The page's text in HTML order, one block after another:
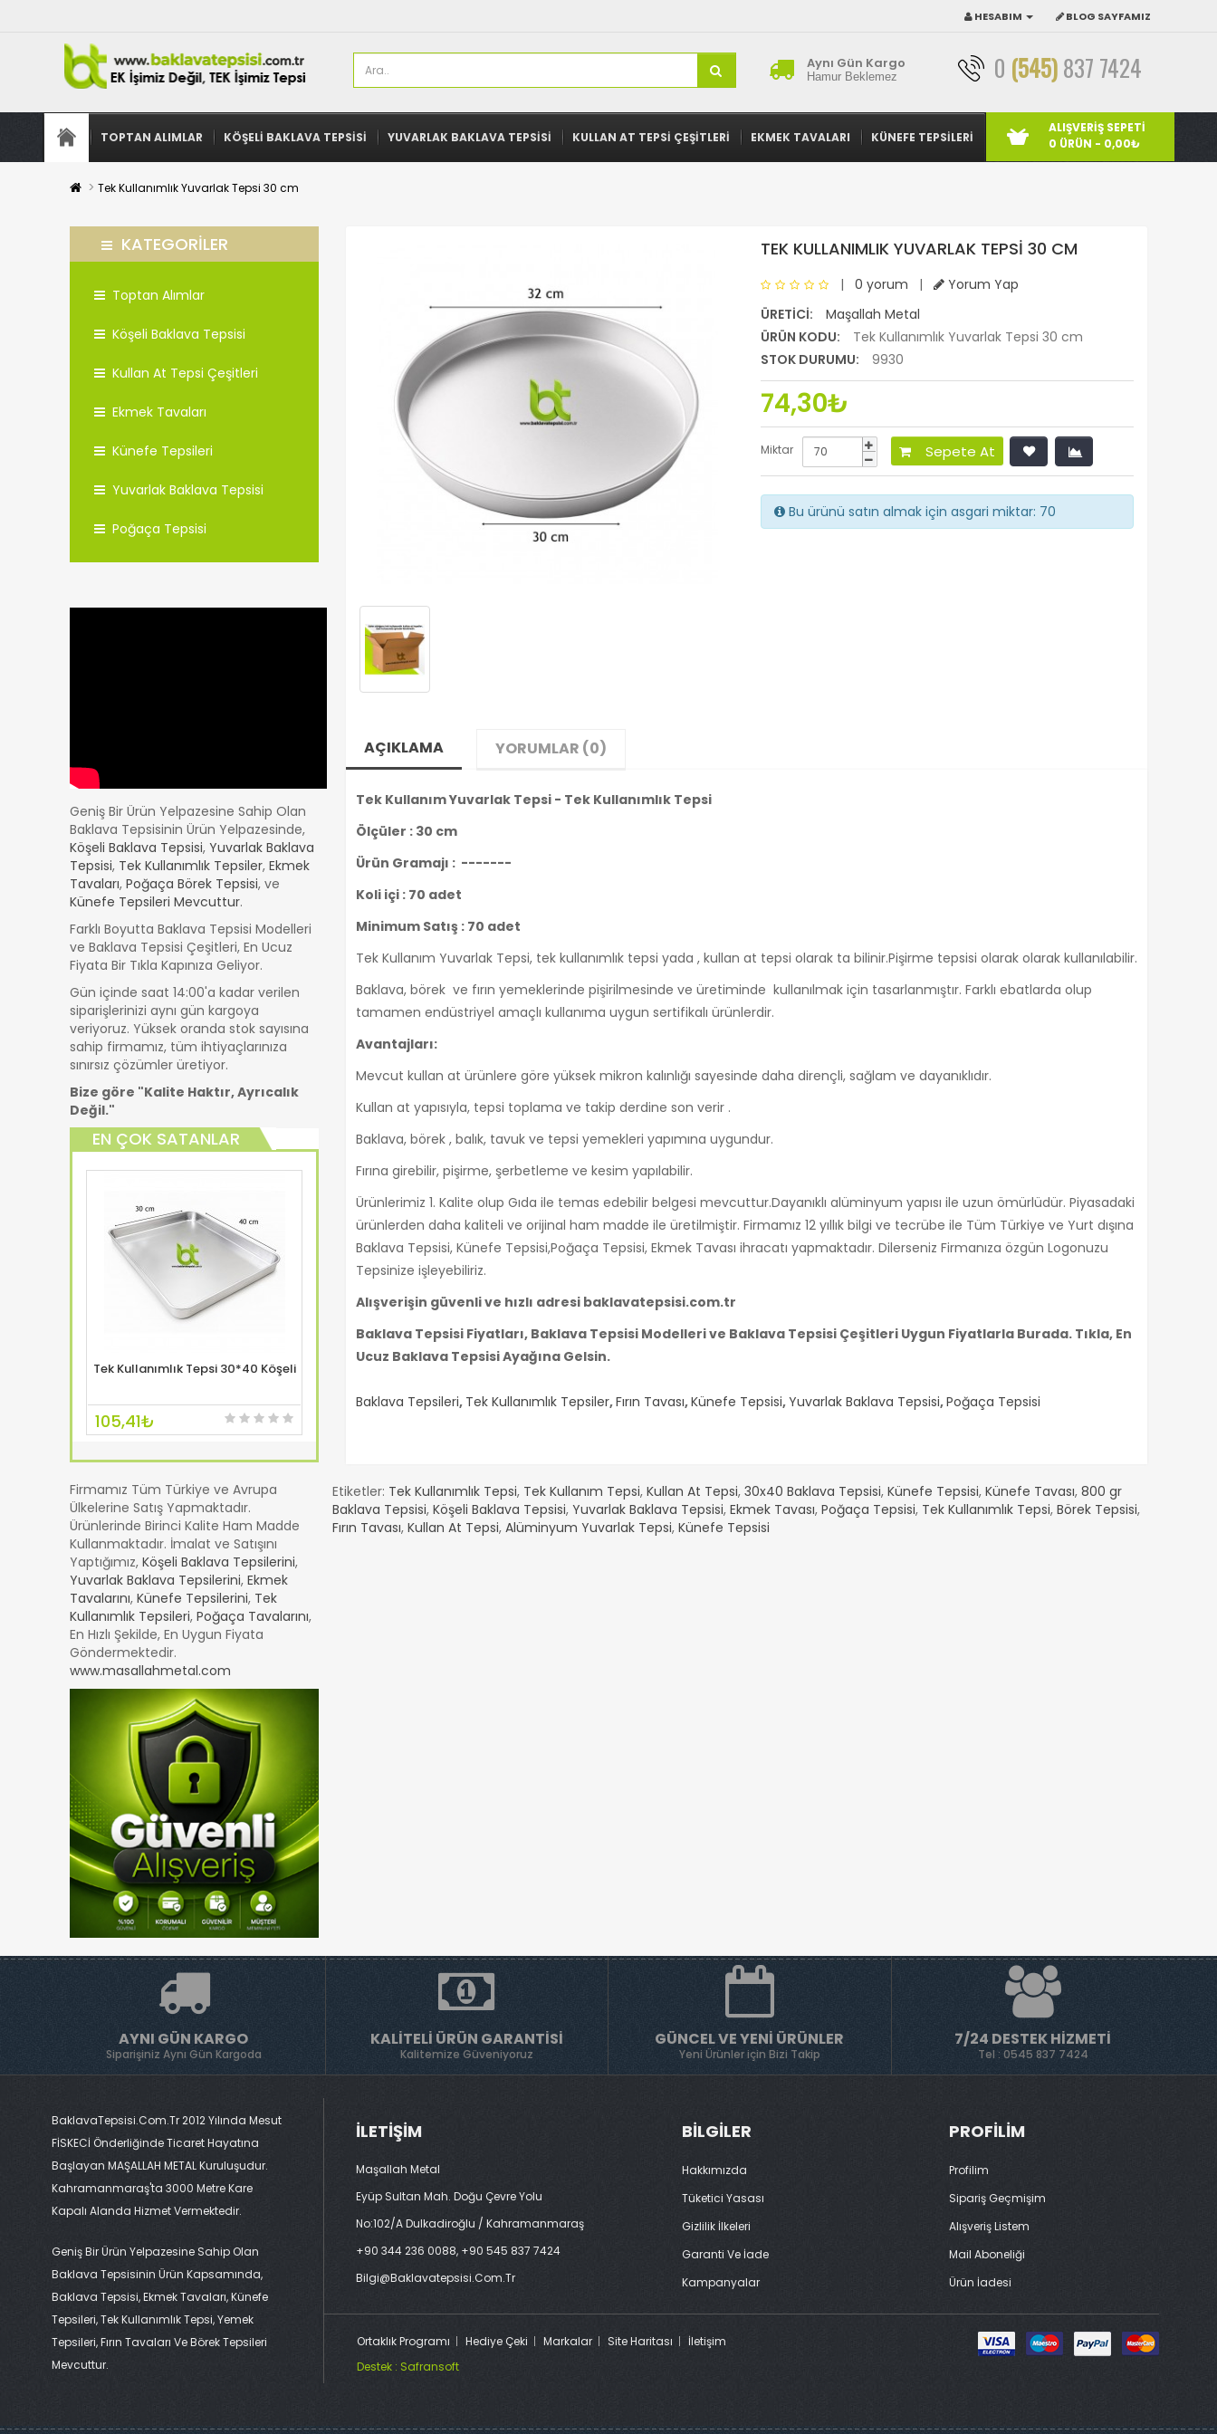
HESABIM BLOG SAYFAMIZ
Aynı Gün Kargo
Hamur Beklemez 0 (545)837 7424
TOPTAN ALIMLAR KÖŞELI BAKLAVA TEPSISI YUVARLAK BAKLAVA TEPSISI KULLAN AT TEPSI ÇEŞITLERI EKMEK TAVALARI KÜNEFE TEPSILERI
ALIŞVERIŞ SEPETI
0 ÜRÜN - 0,00₺
Tek Kullanımlık Yuvarlak Tepsi 30 cm
KATEGORILER
Toptan Alımlar
Köşeli Baklava Tepsisi
Kullan At Tepsi Çeşitleri
Ekmek Tavaları
Künefe Tepsileri
Yuvarlak Baklava Tepsisi
Poğaça Tepsisi
Geniş Bir Ürün Yelpazesine Sahip Olan
Baklava Tepsisinin Ürün Yelpazesinde,
Köşeli Baklava Tepsisi, Yuvarlak Baklava
Tepsisi, Tek Kullanımlık Tepsiler, Ekmek
Tavaları, Poğaça Börek Tepsisi, ve
Künefe Tepsileri Mevcuttur.
Farklı Boyutta Baklava Tepsisi Modelleri
ve Baklava Tepsisi Çeşitleri, En Ucuz
Fiyata Bir Tıkla Kapınıza Geliyor.
Gün içinde saat 14:00'a kadar verilen
siparişlerinizi aynı gün kargoya
veriyoruz. Yüksek oranda stok sayısına
sahip firmamız, tüm ihtiyaçlarınıza
sınırsız çözümler üretiyor.
Bize göre "Kalite Haktır, Ayrıcalık
Değil."
EN ÇOK SATANLAR
SEPETE AT ÖRNEK SİTE
Tek Kullanımlık Tepsi 30*40 Köşeli
105,41₺
Baklava Tepsisi 30*40 800 Gr
Firmamız Tüm Türkiye ve Avrupa
Ülkelerine Satış Yapmaktadır.
Ürünlerinde Birinci Kalite Ham Madde
Kullanmaktadır. İmalat ve Satışını
Yaptığımız, Köşeli Baklava Tepsilerini,
Yuvarlak Baklava Tepsilerini, Ekmek
Tavalarını, Künefe Tepsilerini, Tek
Kullanımlık Tepsileri, Poğaça Tavalarını,
En Hızlı Şekilde, En Uygun Fiyata
Göndermektedir.
www.masallahmetal.com
TEK KULLANIMLIK YUVARLAK TEPSI 30 CM
| 0 yorum |
Yorum Yap
ÜRETICI:
Maşallah Metal
ÜRÜN KODU:
Tek Kullanımlık Yuvarlak Tepsi 30 cm
STOK DURUMU:
9930
74,30₺
Miktar Sepete At
Bu ürünü satın almak için asgari miktar: 70
AÇIKLAMA YORUMLAR (0)
Tek Kullanım Yuvarlak Tepsi - Tek Kullanımlık Tepsi
Ölçüler : 30 cm
Ürün Gramajı : -------
Koli içi : 70 adet
Minimum Satış : 70 adet
Tek Kullanım Yuvarlak Tepsi, tek kullanımlık tepsi yada , kullan at tepsi olarak ta bilinir.Pişirme tepsisi olarak olarak kullanılabilir.
Baklava, börek ve fırın yemeklerinde pişirilmesinde ve üretiminde kullanılmak için tasarlanmıştır. Farklı ebatlarda olup
tamamen endüstriyel amaçlı kullanıma uygun sertifikalı ürünlerdir.
Avantajları:
Mevcut kullan at ürünlere göre yüksek mikron kalınlığı sayesinde daha dirençli, sağlam ve dayanıklıdır.
Kullan at yapısıyla, tepsi toplama ve takip derdine son verir .
Baklava, börek , balık, tavuk ve tepsi yemekleri yapımına uygundur.
Fırına girebilir, pişirme, şerbetleme ve kesim yapılabilir.
Ürünlerimiz 1. Kalite olup Gıda ile temas edebilir belgesi mevcuttur.Dayanıklı alüminyum yapısı ile uzun ömürlüdür. Piyasadaki
ürünlerden daha kaliteli ve orijinal ham madde ile üretilmiştir. Firmamız 12 yıllık bilgi ve tecrübe ile Tüm Türkiye ve Yurt dışına
Baklava Tepsisi, Künefe Tepsisi,Poğaça Tepsisi, Ekmek Tavası ihracatı yapmaktadır. Dilerseniz Firmanıza özgün Logonuzu
Tepsinize işleyebiliriz.
Alışverişin güvenli ve hızlı adresi baklavatepsisi.com.tr
Baklava Tepsisi Fiyatları, Baklava Tepsisi Modelleri ve Baklava Tepsisi Çeşitleri Uygun Fiyatlarla Burada. Tıkla, En
Ucuz Baklava Tepsisi Ayağına Gelsin.
Baklava Tepsileri, Tek Kullanımlık Tepsiler,Fırın Tavası,Künefe Tepsisi,Yuvarlak Baklava Tepsisi,Poğaça Tepsisi
Etiketler: Tek Kullanımlık Tepsi, Tek Kullanım Tepsi, Kullan At Tepsi, 30x40 Baklava Tepsisi, Künefe Tepsisi, Künefe Tavası, 800 gr
Baklava Tepsisi, Köşeli Baklava Tepsisi, Yuvarlak Baklava Tepsisi, Ekmek Tavası, Poğaça Tepsisi, Tek Kullanımlık Tepsi, Börek Tepsisi,
Fırın Tavası, Kullan At Tepsi, Alüminyum Yuvarlak Tepsi, Künefe Tepsisi
AYNI GÜN KARGO
Siparişiniz Aynı Gün Kargoda
KALITELI ÜRÜN GARANTISI
Kalitemize Güveniyoruz
GÜNCEL VE YENI ÜRÜNLER
Yeni Ürünler için Bizi Takip
7/24 DESTEK HIZMETI
Tel : 0545 837 7424
BaklavaTepsisi.com.tr 2012 Yılında Mesut
FİSKECİ Önderliğinde Ticaret Hayatına
Başlayan MAŞALLAH METAL Kuruluşudur.
Kahramanmaraş'ta 3000 Metre Kare
Kapalı Alanda Hizmet Vermektedir.
Geniş Bir Ürün Yelpazesine Sahip Olan
Baklava Tepsisinin Ürün Kapsamında,
Baklava Tepsisi, Ekmek Tavaları, Künefe
Tepsileri, Tek Kullanımlık Tepsi, Yemek
Tepsileri, Fırın Tavaları Ve Börek Tepsileri
Mevcuttur.
İLETIŞIM
Maşallah Metal
Eyüp Sultan Mah. Doğu Çevre Yolu
No:102/A Dulkadiroğlu / Kahramanmaraş
+90 344 236 0088, +90 545 837 7424
Bilgi@baklavatepsisi.com.tr
BILGILER
Hakkımızda
Tüketici Yasası
Gizlilik İlkeleri
Garanti Ve İade
Kampanyalar
PROFILIM
Profilim
Sipariş Geçmişim
Alışveriş Listem
Mail Aboneliği
Ürün İadesi
Ortaklık Programı Hediye Çeki Markalar Site Haritası
İletişim
Destek : Safransoft